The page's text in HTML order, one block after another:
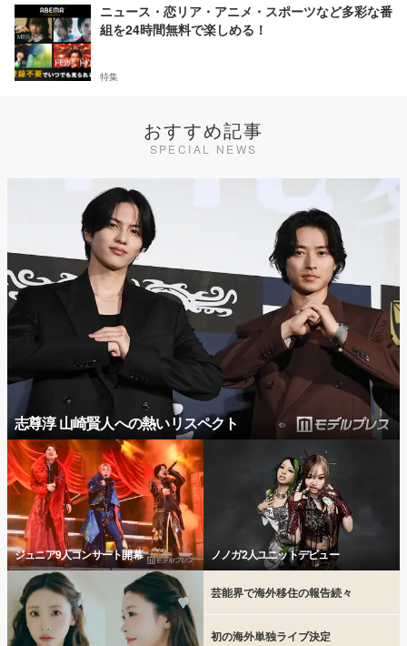
ニュース・恋リア・アニメ・スポーツなど多彩な番
組を24時間無料で楽しめる！
特集
おすすめ記事
SPECIAL NEWS
志尊淳 山崎賢人への熱いリスペクト
ジュニア9人コンサート開幕 ノノガ2人ユニットデビュー
芸能界で海外移住の報告続々
初の海外単独ライブ決定